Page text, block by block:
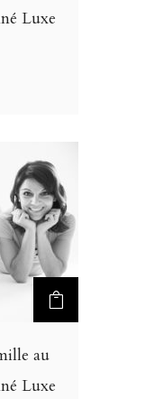
Luxe
au
Luxe